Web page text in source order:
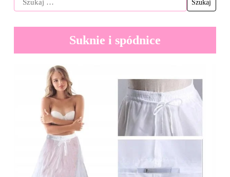
Suknie i spódnice